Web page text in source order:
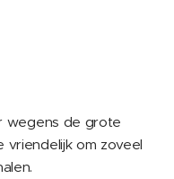
wegens de grote
om zoveel